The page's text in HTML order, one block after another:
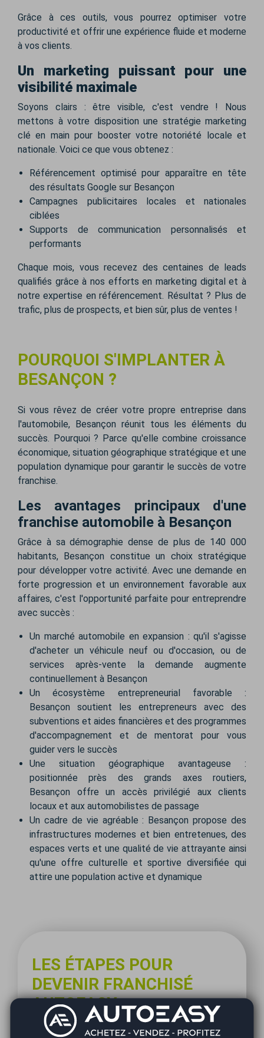
Grâce à ces outils, vous pourrez optimiser votre
productivité et offrir une expérience fluide et moderne
à vos clients.
Un marketing puissant pour une
visibilité maximale
Soyons clairs : être visible, c'est vendre ! Nous
mettons à votre disposition une stratégie marketing
clé en main pour booster votre notoriété locale et
nationale. Voici ce que vous obtenez :
Référencement optimisé pour apparaître en tête
des résultats Google sur Besançon
Campagnes publicitaires locales et nationales
ciblées
Supports de communication personnalisés et
performants
Chaque mois, vous recevez des centaines de leads
qualifiés grâce à nos efforts en marketing digital et à
notre expertise en référencement. Résultat ? Plus de
trafic, plus de prospects, et bien sûr, plus de ventes !
POURQUOI S'IMPLANTER À
BESANÇON ?
Si vous rêvez de créer votre propre entreprise dans
l'automobile, Besançon réunit tous les éléments du
succès. Pourquoi ? Parce qu'elle combine croissance
économique, situation géographique stratégique et une
population dynamique pour garantir le succès de votre
franchise.
Les avantages principaux d'une
franchise automobile à Besançon
Grâce à sa démographie dense de plus de 140 000
habitants, Besançon constitue un choix stratégique
pour développer votre activité. Avec une demande en
forte progression et un environnement favorable aux
affaires, c'est l'opportunité parfaite pour entreprendre
avec succès :
Un marché automobile en expansion : qu'il s'agisse
d'acheter un véhicule neuf ou d'occasion, ou de
services après-vente la demande augmente
continuellement à Besançon
Un écosystème entrepreneurial favorable :
Besançon soutient les entrepreneurs avec des
subventions et aides financières et des programmes
d'accompagnement et de mentorat pour vous
guider vers le succès
Une situation géographique avantageuse :
positionnée près des grands axes routiers,
Besançon offre un accès privilégié aux clients
locaux et aux automobilistes de passage
Un cadre de vie agréable : Besançon propose des
infrastructures modernes et bien entretenues, des
espaces verts et une qualité de vie attrayante ainsi
qu'une offre culturelle et sportive diversifiée qui
attire une population active et dynamique
LES ÉTAPES POUR
DEVENIR FRANCHISÉ
AUTOEASY
Se lancer dans une franchise automobile à